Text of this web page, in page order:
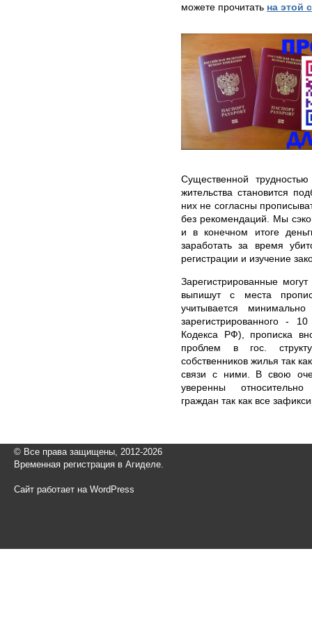
можете прочитать на этой
Существенной
жительства становится
них не согласны
без рекомендаций. Мы
и в конечном итоге
заработать за время
регистрации и изучение
Зарегистрированные
выпишут с места
учитывается
зарегистрированного -
Кодекса РФ), прописка
проблем в гос.
собственников жилья так
связи с ними. В свою
уверенны
граждан так как все
© Все права защищены, 2012-2026
Временная регистрация в Агиделе.
Сайт работает на WordPress